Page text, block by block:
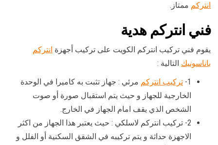
انتركم ممتاز.
فني انتركم هدية
يقوم فني تركيب انتركم الكويت على تركيب أجهزة انتركم
باناسونيك التالية :
1- تركيب انتركم مرئي : جهاز تثبت به كاميرا في الوحدة
الخارجية للجهاز و حيث يتم استقبال صورة أو صوت
الشخص الذي يقف امام الجهاز في الخارج.
2- تركيب انتركم لاسلكي : حيث يعتبر هذا الجهاز من اكثر
الاجهزة حداثة و يتم تركيبه في الشقق السكنية أو الفلل و